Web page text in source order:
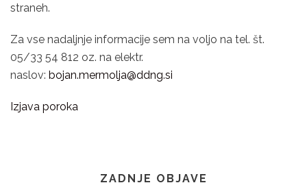
straneh.
Za vse nadaljnje informacije sem na voljo na tel. št.
05/33 54 812 oz. na elektr.
naslov: bojan.mermolja@ddng.si
Izjava poroka
ZADNJE OBJAVE